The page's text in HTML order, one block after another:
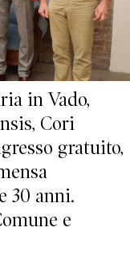
in Vado,
Cori
gratuito,
30 anni.
e